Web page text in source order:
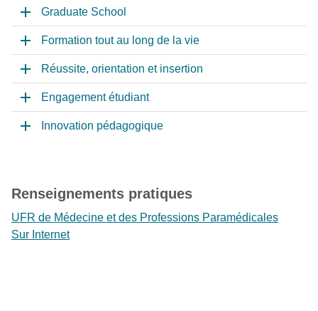
Graduate School
Formation tout au long de la vie
Réussite, orientation et insertion
Engagement étudiant
Innovation pédagogique
Renseignements pratiques
UFR de Médecine et des Professions Paramédicales
Sur Internet